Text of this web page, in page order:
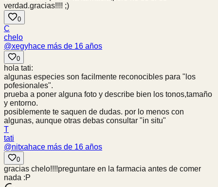
verdad.gracias!!!! ;)
0
C
chelo
@xegyhace más de 16 años
0
hola tati:
algunas especies son facilmente reconocibles para "los
pofesionales".
prueba a poner alguna foto y describe bien los tonos,tamaño
y entorno.
posiblemente te saquen de dudas. por lo menos con
algunas, aunque otras debas consultar "in situ"
T
tati
@nitxahace más de 16 años
0
gracias chelo!!!!preguntare en la farmacia antes de comer
nada :P